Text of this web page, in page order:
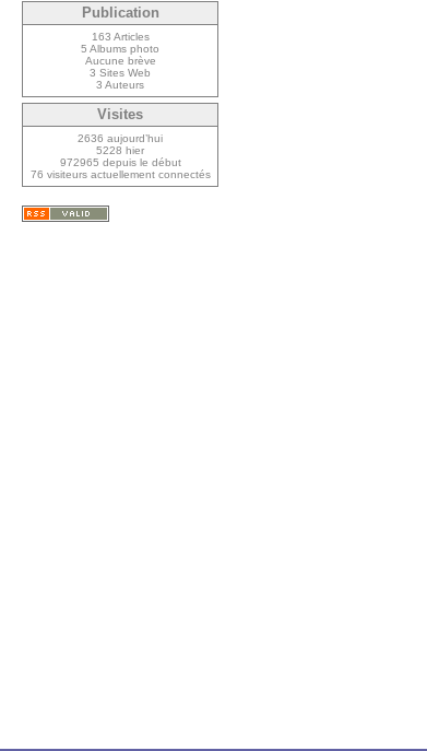
Publication
163 Articles
5 Albums photo
Aucune brève
3 Sites Web
3 Auteurs
Visites
2636 aujourd’hui
5228 hier
972965 depuis le début
76 visiteurs actuellement connectés